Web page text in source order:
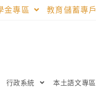
金專區 教育儲蓄專戶
行政系統 本土語文專區